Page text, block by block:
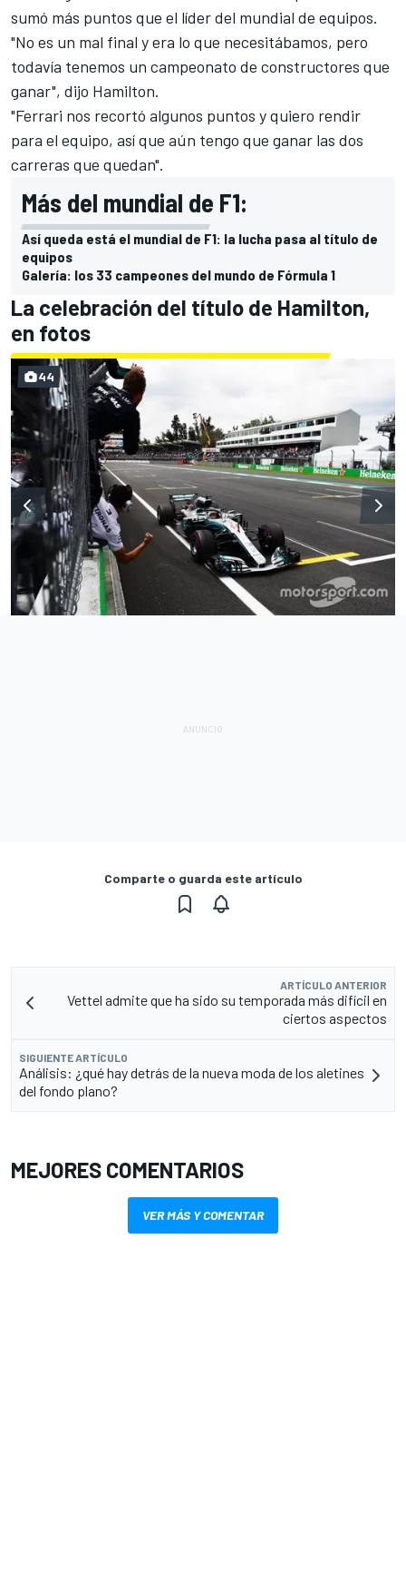
sumó más puntos que el líder del mundial de equipos.
"No es un mal final y era lo que necesitábamos, pero
todavía tenemos un campeonato de constructores que
ganar", dijo Hamilton.
"Ferrari nos recortó algunos puntos y quiero rendir
para el equipo, así que aún tengo que ganar las dos
carreras que quedan".
Más del mundial de F1:
Así queda está el mundial de F1: la lucha pasa al título de
equipos
Galería: los 33 campeones del mundo de Fórmula 1
La celebración del título de Hamilton,
en fotos
44
Comparte o guarda este artículo
ARTÍCULO ANTERIOR
Vettel admite que ha sido su temporada más difícil en
ciertos aspectos
SIGUIENTE ARTÍCULO
Análisis: ¿qué hay detrás de la nueva moda de los aletines
del fondo plano?
MEJORES COMENTARIOS
VER MÁS Y COMENTAR